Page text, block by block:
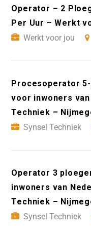
Operator – 2
Per Uur – Werkt
Werkt voor jou
Procesoperator
voor inwoners
Techniek –
Synsel Techniek
Operator 3
inwoners van
Techniek –
Synsel Techniek